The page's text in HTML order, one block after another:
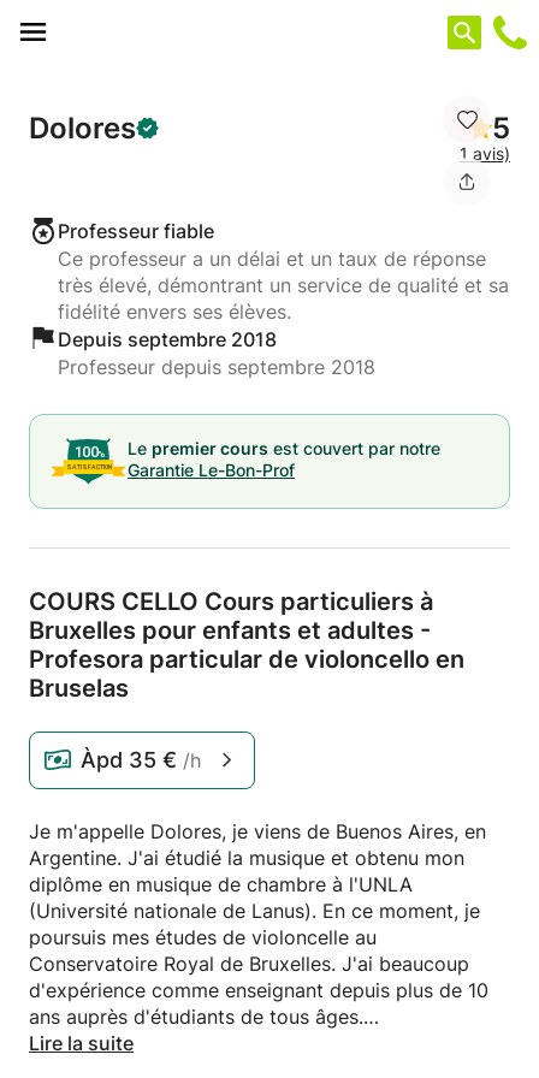
Dolores 5
1 avis)
Professeur fiable
Ce professeur a un délai et un taux de réponse
très élevé, démontrant un service de qualité et sa
fidélité envers ses élèves.
Depuis septembre 2018
Professeur depuis septembre 2018
Le premier cours est couvert par notre
Garantie Le-Bon-Prof
COURS CELLO Cours particuliers à
Bruxelles pour enfants et adultes -
Profesora particular de violoncello en
Bruselas
Àpd 35 € /h
Je m'appelle Dolores, je viens de Buenos Aires, en
Argentine. J'ai étudié la musique et obtenu mon
diplôme en musique de chambre à l'UNLA
(Université nationale de Lanus). En ce moment, je
poursuis mes études de violoncelle au
Conservatoire Royal de Bruxelles. J'ai beaucoup
d'expérience comme enseignant depuis plus de 10
ans auprès d'étudiants de tous âges.
Ma méthode est toujours ouverte aux désirs et aux
Lire la suite